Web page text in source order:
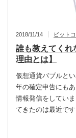
2018/11/14 ビット
誰も教えてくれ
理由とは】
仮想通貨バブルと
年の確定申告にも
情報発信をしてい
てきたのは最近で